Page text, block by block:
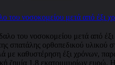
του νοσοκομείου μετά από έξι
με καθυστέρηση έξι χρόνων,
ζημία 1,8 εκατομμυρίων ευρώ.